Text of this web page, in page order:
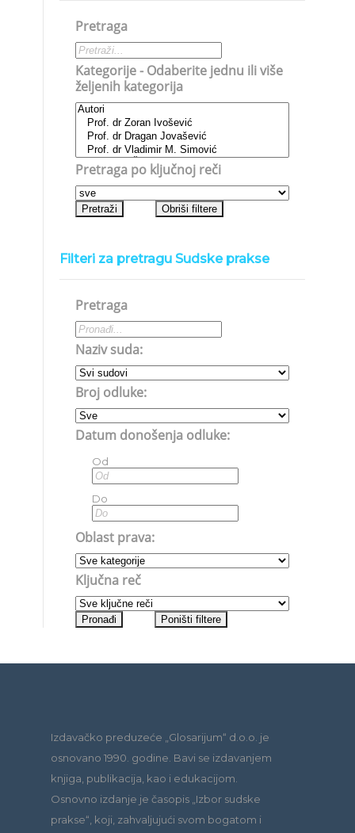
Pretraga
Kategorije - Odaberite jednu ili više
željenih kategorija
Pretraga po ključnoj reči
Filteri za pretragu Sudske prakse
Pretraga
Naziv suda:
Broj odluke:
Datum donošenja odluke:
Od
Do
Oblast prava:
Ključna reč
Izdavačko preduzeće „Glosarijum“ d.o.o. je
osnovano 1990. godine. Bavi se izdavanjem
knjiga, publikacija, kao i edukacijom.
Osnovno izdanje je časopis „Izbor sudske
prakse“, koji, zahvaljujući svom bogatom i